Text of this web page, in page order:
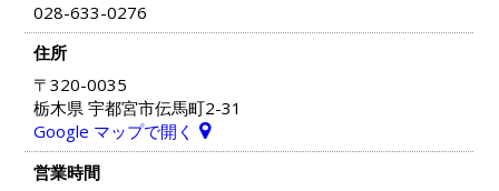
028-633-0276
住所
〒320-0035
栃木県 宇都宮市伝馬町2-31
Google マップで開く
営業時間